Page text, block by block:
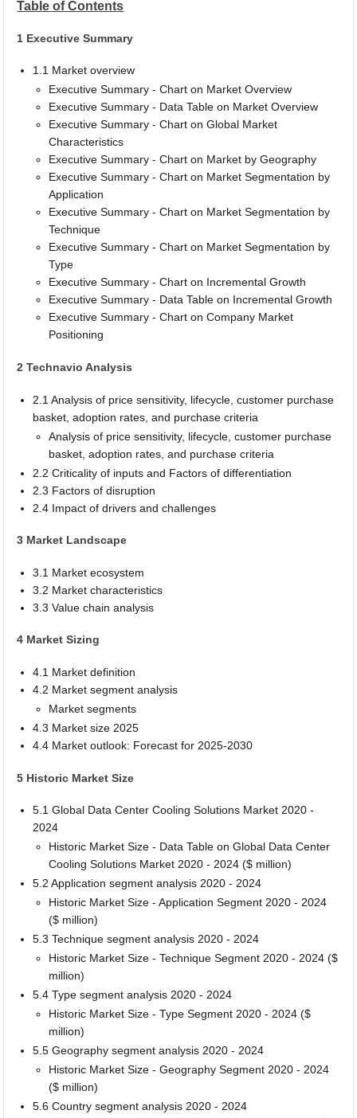
Table of Contents
1 Executive Summary
1.1 Market overview
Executive Summary - Chart on Market Overview
Executive Summary - Data Table on Market Overview
Executive Summary - Chart on Global Market
Characteristics
Executive Summary - Chart on Market by Geography
Executive Summary - Chart on Market Segmentation by
Application
Executive Summary - Chart on Market Segmentation by
Technique
Executive Summary - Chart on Market Segmentation by
Type
Executive Summary - Chart on Incremental Growth
Executive Summary - Data Table on Incremental Growth
Executive Summary - Chart on Company Market
Positioning
2 Technavio Analysis
2.1 Analysis of price sensitivity, lifecycle, customer purchase
basket, adoption rates, and purchase criteria
Analysis of price sensitivity, lifecycle, customer purchase
basket, adoption rates, and purchase criteria
2.2 Criticality of inputs and Factors of differentiation
2.3 Factors of disruption
2.4 Impact of drivers and challenges
3 Market Landscape
3.1 Market ecosystem
3.2 Market characteristics
3.3 Value chain analysis
4 Market Sizing
4.1 Market definition
4.2 Market segment analysis
Market segments
4.3 Market size 2025
4.4 Market outlook: Forecast for 2025-2030
5 Historic Market Size
5.1 Global Data Center Cooling Solutions Market 2020 -
2024
Historic Market Size - Data Table on Global Data Center
Cooling Solutions Market 2020 - 2024 ($ million)
5.2 Application segment analysis 2020 - 2024
Historic Market Size - Application Segment 2020 - 2024
($ million)
5.3 Technique segment analysis 2020 - 2024
Historic Market Size - Technique Segment 2020 - 2024 ($
million)
5.4 Type segment analysis 2020 - 2024
Historic Market Size - Type Segment 2020 - 2024 ($
million)
5.5 Geography segment analysis 2020 - 2024
Historic Market Size - Geography Segment 2020 - 2024
($ million)
5.6 Country segment analysis 2020 - 2024